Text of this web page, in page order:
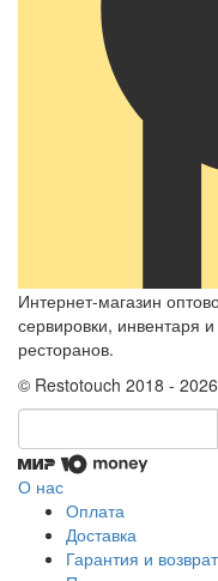
Интернет-магазин
сервировки, инвентаря
ресторанов.
© Restotouch 2018 - 2026
О нас
Оплата
Доставка
Гарантия и возврат